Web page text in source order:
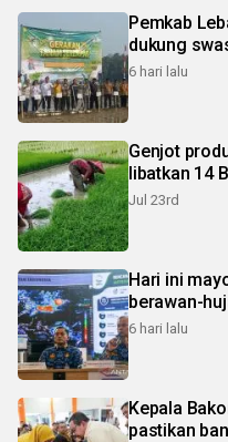
Pemkab
dukung
6 hari lalu
Genjot
libatkan 14
Jul 23rd
Hari ini
berawan-
6 hari lalu
Kepala
pastikan